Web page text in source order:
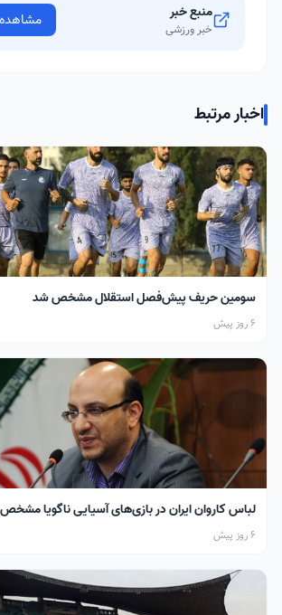
منبع خبر
خبر ورزشی
اخبار مرتبط
سومین حریف پیش‌فصل استقلال مشخص شد
6 روز پیش
لباس کاروان ایران در بازی‌های آسیایی ناگویا
6 روز پیش